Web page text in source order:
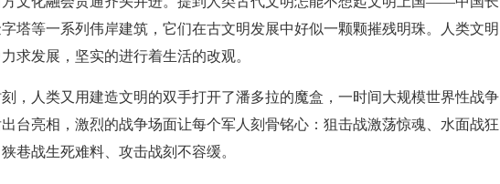
塔等一系列伟岸建筑，它们在古文明发展中好似一颗颗摧残明珠。人类文明
求发展，坚实的进行着生活的改观。
，人类又用建造文明的双手打开了潘多拉的魔盒，一时间大规模世界性战争
台亮相，激烈的战争场面让每个军人刻骨铭心：狙击战激荡惊魂、水面战狂
巷战生死难料、攻击战刻不容缓。